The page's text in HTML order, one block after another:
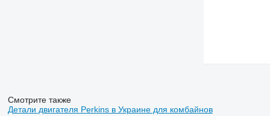
Смотрите также
Детали двигателя Perkins в Украине для комбайнов